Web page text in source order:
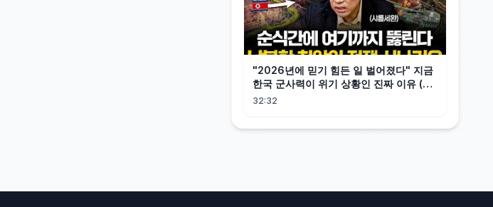
"2026년에 믿기 힘든 일 벌어졌다" 지금
한국 군사력이 위기 상황인 진짜 이유 (샤
를세환 1부)
32:32